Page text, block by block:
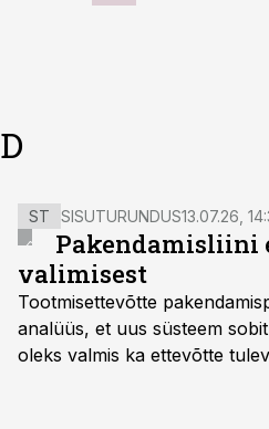
ST SISUTURUNDUS13.07.26,
Pakendamisliini
valimisest
Tootmisettevõtte
analüüs, et uus süsteem
oleks valmis ka ettevõtte